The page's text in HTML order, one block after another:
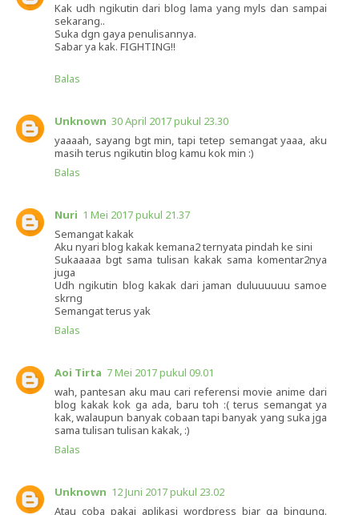
Kak udh ngikutin dari blog lama yang myls dan sampai
sekarang..
Suka dgn gaya penulisannya.
Sabar ya kak. FIGHTING!!
Balas
Unknown 30 April 2017 pukul 23.30
yaaaah, sayang bgt min, tapi tetep semangat yaaa, aku
masih terus ngikutin blog kamu kok min :)
Balas
Nuri 1 Mei 2017 pukul 21.37
Semangat kakak
Aku nyari blog kakak kemana2 ternyata pindah ke sini
Sukaaaaa bgt sama tulisan kakak sama komentar2nya
juga
Udh ngikutin blog kakak dari jaman duluuuuuu samoe
skrng
Semangat terus yak
Balas
Aoi Tirta 7 Mei 2017 pukul 09.01
wah, pantesan aku mau cari referensi movie anime dari
blog kakak kok ga ada, baru toh :( terus semangat ya
kak, walaupun banyak cobaan tapi banyak yang suka jga
sama tulisan tulisan kakak, :)
Balas
Unknown 12 Juni 2017 pukul 23.02
Atau coba pakai aplikasi wordpress biar ga bingung.